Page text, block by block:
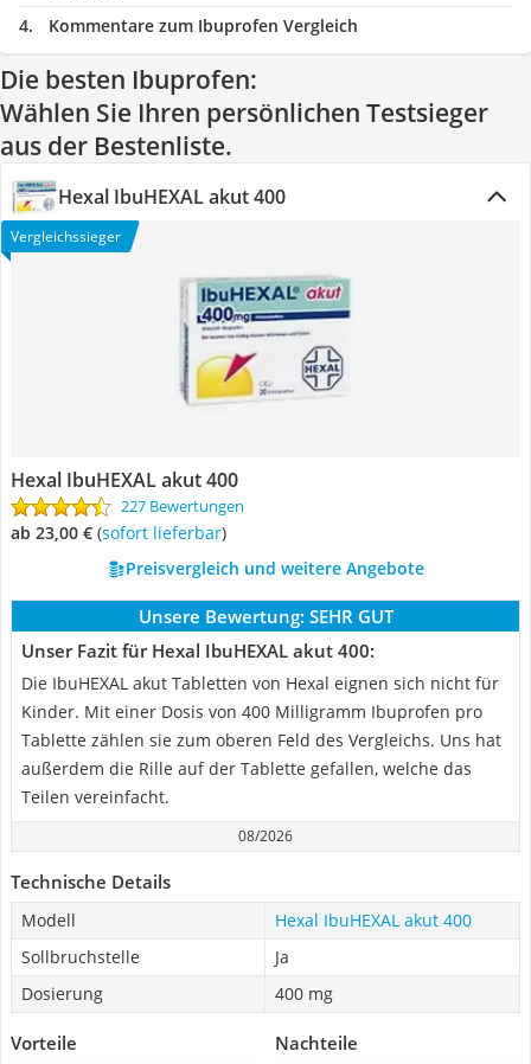
Kommentare zum Ibuprofen Vergleich
Die besten Ibuprofen:
Wählen Sie Ihren persönlichen Testsieger
aus der Bestenliste.
Hexal IbuHEXAL akut 400
Vergleichssieger
Hexal IbuHEXAL akut 400
227 Bewertungen
ab 23,00 € ( Sofort lieferbar)
Preisvergleich und weitere Angebote
Unsere Bewertung: SEHR GUT
Unser Fazit für Hexal IbuHEXAL akut 400:
Die IbuHEXAL akut Tabletten von Hexal eignen sich nicht für
Kinder. Mit einer Dosis von 400 Milligramm Ibuprofen pro
Tablette zählen sie zum oberen Feld des Vergleichs. Uns hat
außerdem die Rille auf der Tablette gefallen, welche das
Teilen vereinfacht.
08/2026
Technische Details
Modell
Hexal IbuHEXAL akut 400
Sollbruchstelle
Ja
Dosierung
400 mg
Vorteile Nachteile